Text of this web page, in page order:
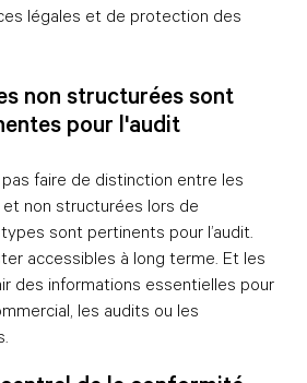
légales et de protection des
non structurées sont
pour l'audit
faire de distinction entre les
non structurées lors de
sont pertinents pour l’audit.
accessibles à long terme. Et les
des informations essentielles pour
les audits ou les